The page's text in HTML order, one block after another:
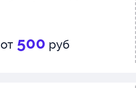
от 500 руб